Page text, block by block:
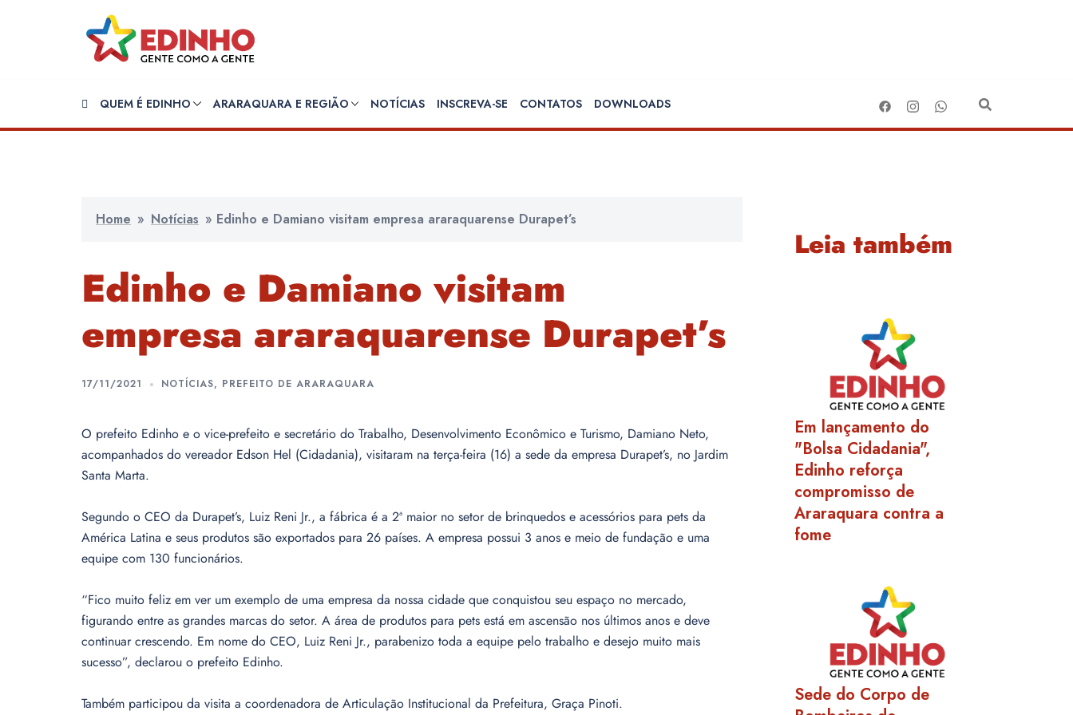
QUEM É EDINHO ARARAQUARA E REGIÃO NOTÍCIAS INSCREVA-SE CONTATOS DOWNLOADS
Home » Notícias » Edinho e Damiano visitam empresa araraquarense Durapet’s
Edinho e Damiano visitam
empresa araraquarense Durapet’s
17/11/2021 NOTÍCIAS, PREFEITO DE ARARAQUARA
O prefeito Edinho e o vice-prefeito e secretário do Trabalho, Desenvolvimento Econômico e Turismo, Damiano Neto,
acompanhados do vereador Edson Hel (Cidadania), visitaram na terça-feira (16) a sede da empresa Durapet’s, no Jardim
Santa Marta.
Segundo o CEO da Durapet’s, Luiz Reni Jr., a fábrica é a 2ª maior no setor de brinquedos e acessórios para pets da
América Latina e seus produtos são exportados para 26 países. A empresa possui 3 anos e meio de fundação e uma
equipe com 130 funcionários.
“Fico muito feliz em ver um exemplo de uma empresa da nossa cidade que conquistou seu espaço no mercado,
figurando entre as grandes marcas do setor. A área de produtos para pets está em ascensão nos últimos anos e deve
continuar crescendo. Em nome do CEO, Luiz Reni Jr., parabenizo toda a equipe pelo trabalho e desejo muito mais
sucesso”, declarou o prefeito Edinho.
Também participou da visita a coordenadora de Articulação Institucional da Prefeitura, Graça Pinoti.
Leia também
Em lançamento do
"Bolsa Cidadania",
Edinho reforça
compromisso de
Araraquara contra a
fome
Sede do Corpo de